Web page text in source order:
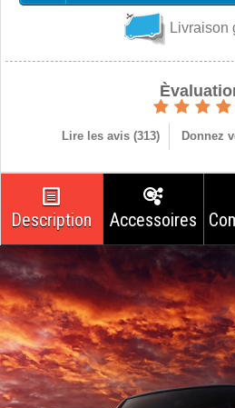
Livraison
Lire les avis (313) Donnez
Description Accessoires